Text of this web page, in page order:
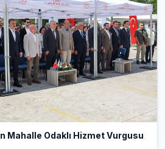
Mahalle Odaklı Hizmet Vurgusu